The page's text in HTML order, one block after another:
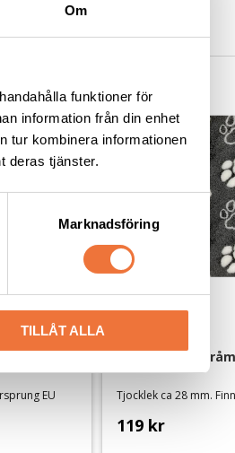
Om
funktioner för
information från din enhet
tur kombinera informationen
deras tjänster.
Marknadsföring
TILLÅT ALLA
ca 100 g
EU
Vetbed Kelly
Tjocklek ca 28 mm.
119 kr